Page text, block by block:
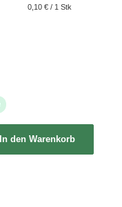
0,10 € / 1 Stk
In den Warenkorb